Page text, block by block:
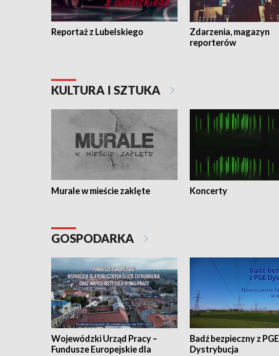
Reportaż z Lubelskiego
Zdarzenia, magazyn
reporterów
KULTURA I SZTUKA
Murale w mieście zaklęte Koncerty
GOSPODARKA
Wojewódzki Urząd Pracy –
Fundusze Europejskie dla
Badź bezpieczny z PGE
Dystrybucja